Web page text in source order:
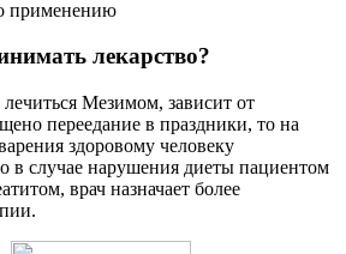
применению
лекарство?
Мезимом, зависит от
переедание в праздники, то на
здоровому человеку
в случае нарушения диеты пациентом
врач назначает более